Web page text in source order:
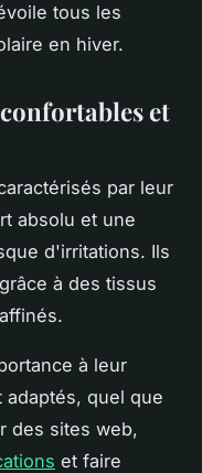
tous les
en hiver.
et
par leur
absolu et une
d'irritations. Ils
à des tissus
à leur
quel que
des sites web,
et faire